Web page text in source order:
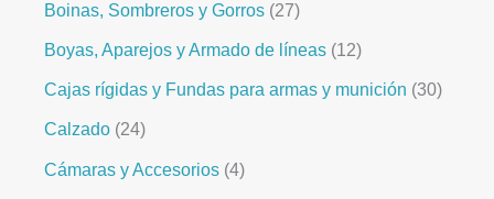
Boinas, Sombreros y Gorros 27
Boyas, Aparejos y Armado de líneas 12
Cajas rígidas y Fundas para armas y munición 30
Calzado 24
Cámaras y Accesorios 4